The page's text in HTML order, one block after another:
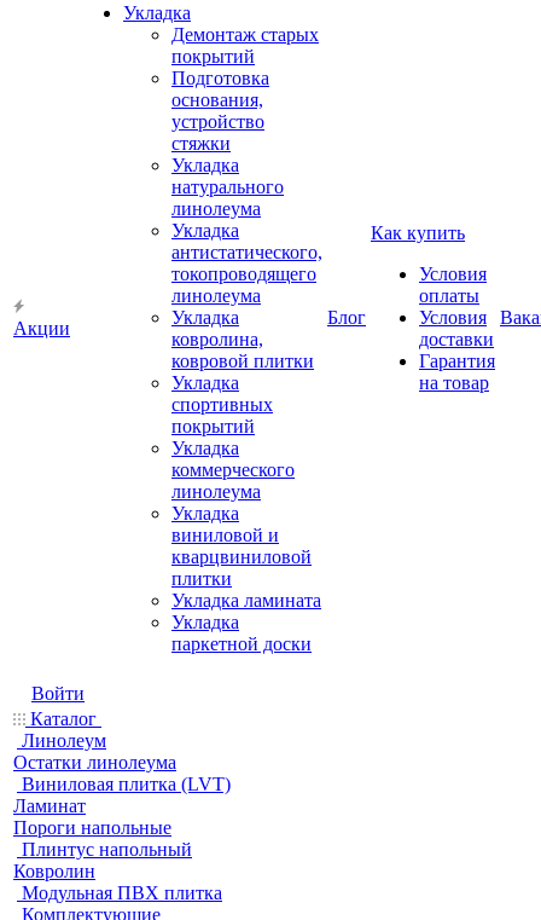
Акции
Укладка
Демонтаж старых
покрытий
Подготовка
основания,
устройство
стяжки
Укладка
натурального
линолеума
Укладка
антистатического,
токопроводящего
линолеума
Укладка
ковролина,
ковровой плитки
Укладка
спортивных
покрытий
Укладка
коммерческого
линолеума
Укладка
виниловой и
кварцвиниловой
плитки
Укладка ламината
Укладка
паркетной доски
Блог
Как купить
Условия
оплаты
Условия
доставки
Гарантия
на товар
Войти
Каталог
Линолеум
Остатки линолеума
Виниловая плитка (LVT)
Ламинат
Пороги напольные
Плинтус напольный
Ковролин
Модульная ПВХ плитка
Комплектующие